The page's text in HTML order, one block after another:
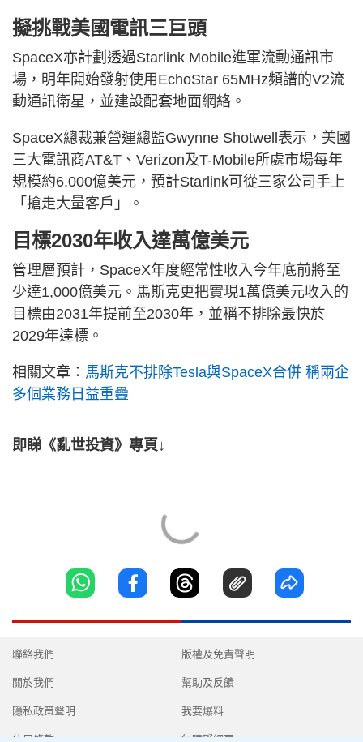
擬挑戰美國電訊三巨頭
SpaceX亦計劃透過Starlink Mobile進軍流動通訊市
場，明年開始發射使用EchoStar 65MHz頻譜的V2流
動通訊衛星，並建設配套地面網絡。
SpaceX總裁兼營運總監Gwynne Shotwell表示，美國
三大電訊商AT&T、Verizon及T-Mobile所處市場每年
規模約6,000億美元，預計Starlink可從三家公司手上
「搶走大量客戶」。
目標2030年收入達萬億美元
管理層預計，SpaceX年度經常性收入今年底前將至
少達1,000億美元。馬斯克更把實現1萬億美元收入的
目標由2031年提前至2030年，並稱不排除最快於
2029年達標。
相關文章： 馬斯克不排除Tesla與SpaceX合併 稱兩企
多個業務日益重疊
即睇《亂世投資》專頁↓
聯絡我們
關於我們
隱私政策聲明
使用條款
版權及免責聲明
幫助及反饋
我要爆料
無障礙網頁